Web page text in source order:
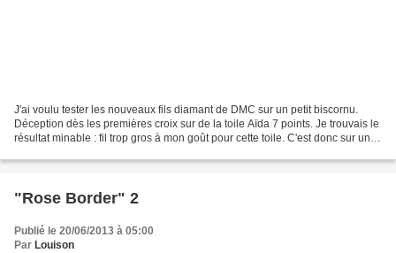
J'ai voulu tester les nouveaux fils diamant de DMC sur un petit biscornu.
Déception dès les premières croix sur de la toile Aïda 7 points. Je trouvais le
résultat minable : fil trop gros à mon goût pour cette toile. C'est donc sur une
"Rose Border" 2
Publié le 20/06/2013 à 05:00
Par Louison